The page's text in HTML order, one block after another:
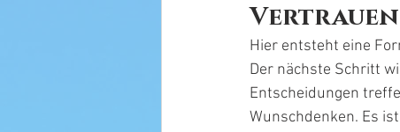
Hier entsteht eine
Der nächste Schritt
Entscheidungen
Wunschdenken. Es